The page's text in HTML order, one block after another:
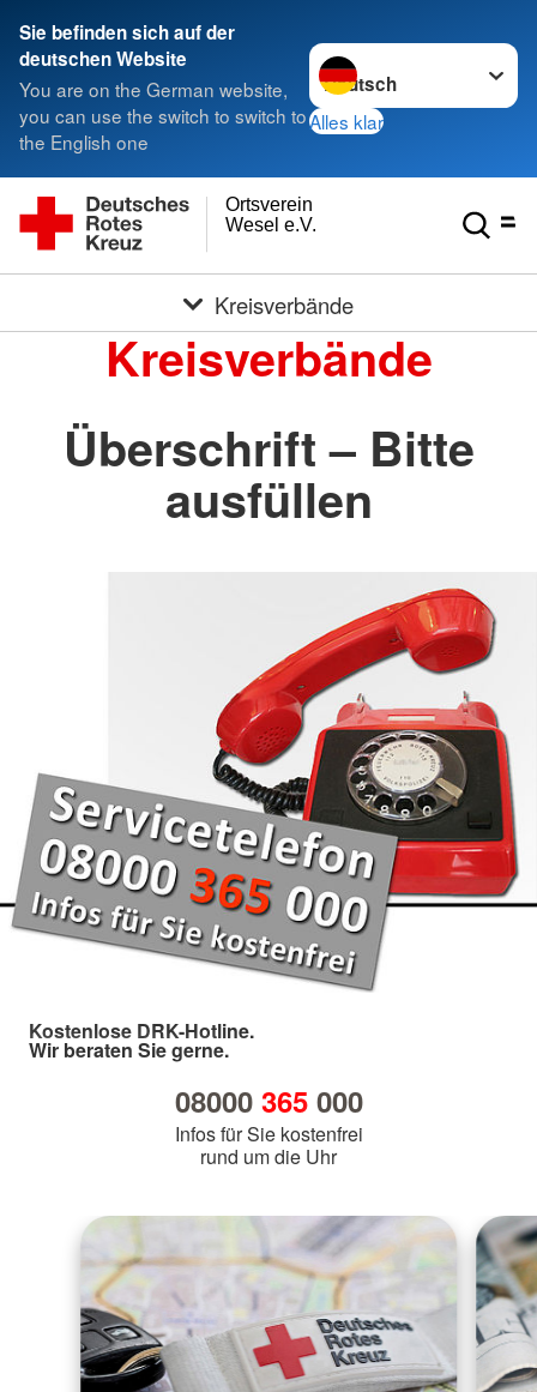
Sie befinden sich auf der
deutschen Website
You are on the German website,
you can use the switch to switch to
the English one
Sprache wechseln zu
Alles klar
Wesel e.V.
Ortsverein
Kreisverbände
Kreisverbände
Überschrift – Bitte
ausfüllen
Kostenlose DRK-Hotline.
Wir beraten Sie gerne.
08000 365000
Infos für Sie kostenfrei
rund um die Uhr